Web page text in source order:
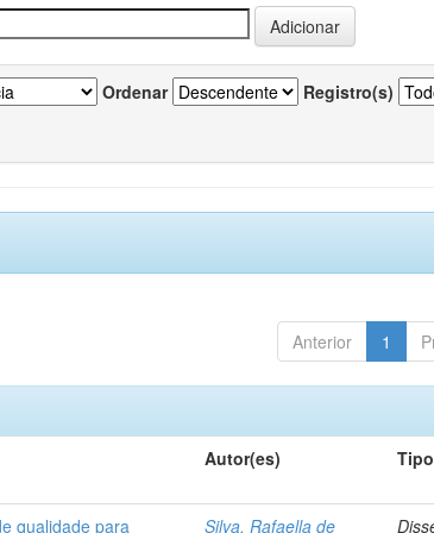
Ordenar Registro(s)
Anterior 1
Autor(es) Tipo
qualidade para Silva, Rafaella de